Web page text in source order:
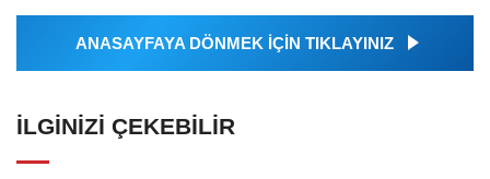
ANASAYFAYA DÖNMEK İÇİN TIKLAYINIZ
İLGINIZI ÇEKEBILIR